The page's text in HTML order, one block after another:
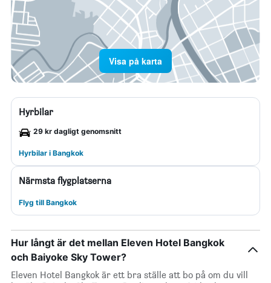
Visa på karta
Hyrbilar
29 kr dagligt genomsnitt
Hyrbilar i Bangkok
Närmsta flygplatserna
Flyg till Bangkok
Hur långt är det mellan Eleven Hotel Bangkok
och Baiyoke Sky Tower?
Eleven Hotel Bangkok är ett bra ställe att bo på om du vill